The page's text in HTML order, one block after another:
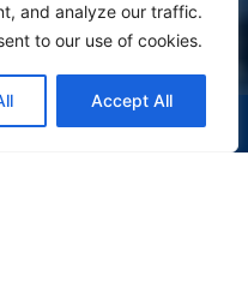
and analyze our traffic.
to our use of cookies.
Accept All